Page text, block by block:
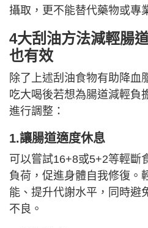
攝取，更不能替代藥物或專
4大刮油方法減輕腸
也有效
除了上述刮油食物有助降血
吃大喝後若想為腸道減輕負
進行調整：
1.讓腸道適度休息
可以嘗試16+8或5+2等輕斷
負荷，促進身體自我修復。
能、提升代謝水平，同時避
不良。